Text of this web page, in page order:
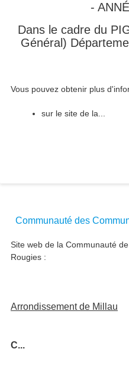
-
Dans le cadre du
Général)
Vous pouvez obtenir plus
sur le site de la...
Communauté des
Site web de la Communauté
Rougies :
Arrondissement de Millau
C...